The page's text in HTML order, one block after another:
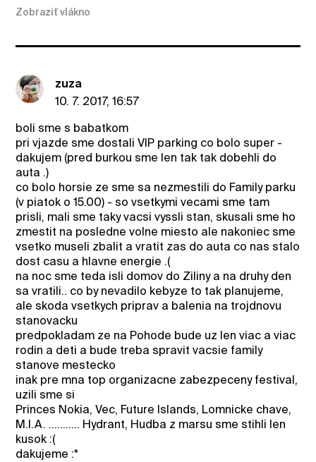
Zobraziť vlákno
zuza
10. 7. 2017, 16:57
boli sme s babatkom
pri vjazde sme dostali VIP parking co bolo super -
dakujem (pred burkou sme len tak tak dobehli do
auta .)
co bolo horsie ze sme sa nezmestili do Family parku
(v piatok o 15.00) - so vsetkymi vecami sme tam
prisli, mali sme taky vacsi vyssli stan, skusali sme ho
zmestit na posledne volne miesto ale nakoniec sme
vsetko museli zbalit a vratit zas do auta co nas stalo
dost casu a hlavne energie .(
na noc sme teda isli domov do Ziliny a na druhy den
sa vratili.. co by nevadilo kebyze to tak planujeme,
ale skoda vsetkych priprav a balenia na trojdnovu
stanovacku
predpokladam ze na Pohode bude uz len viac a viac
rodin a deti a bude treba spravit vacsie family
stanove mestecko
inak pre mna top organizacne zabezpeceny festival,
uzili sme si
Princes Nokia, Vec, Future Islands, Lomnicke chave,
M.I.A. ........... Hydrant, Hudba z marsu sme stihli len
kusok :(
dakujeme :*